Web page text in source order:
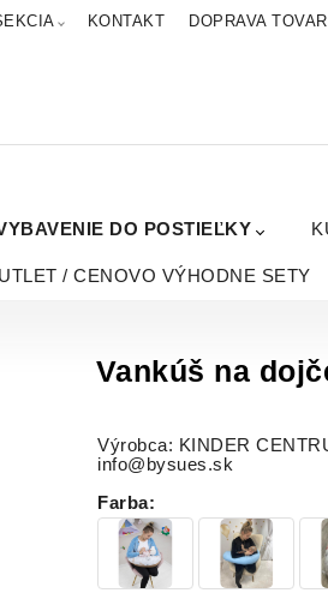
KONTAKT DOPRAVA
DO POSTIEĽKY
/ CENOVO VÝHODNE SETY
Vankúš na
Výrobca: KINDER
info@bysues.sk
Farba: